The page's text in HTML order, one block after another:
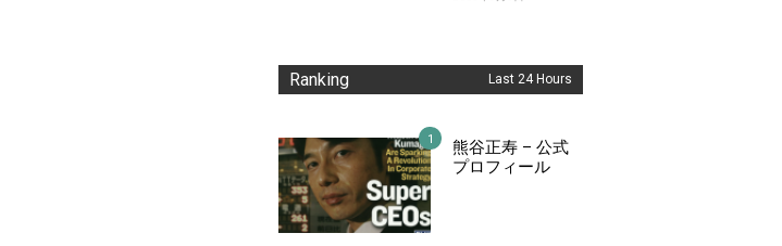
Ranking Last 24 Hours
熊谷正寿 – 公式
プロフィール